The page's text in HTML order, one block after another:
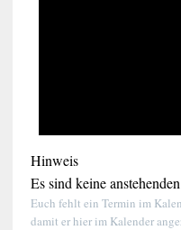
Hinweis
Es sind keine
Euch fehlt ein Termin im
damit er hier im Kalender